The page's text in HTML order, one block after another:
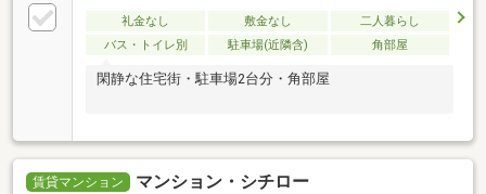
礼金なし 敷金なし
二人暮らし
バス・トイレ別
駐車場(近隣含) 角部屋
閑静な住宅街・駐車場2台分・角部屋
賃貸マンション マンション・シチロー